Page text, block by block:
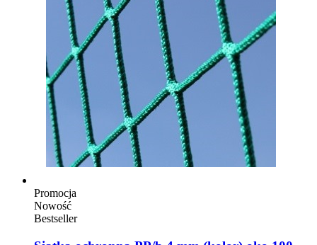
Promocja
Nowość
Bestseller